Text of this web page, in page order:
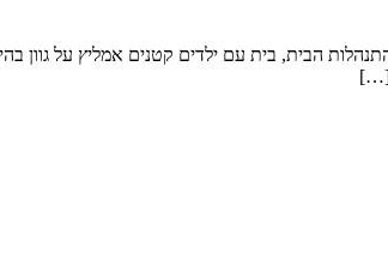
הבית, בית עם ילדים קטנים אמליץ על גוון
[…]